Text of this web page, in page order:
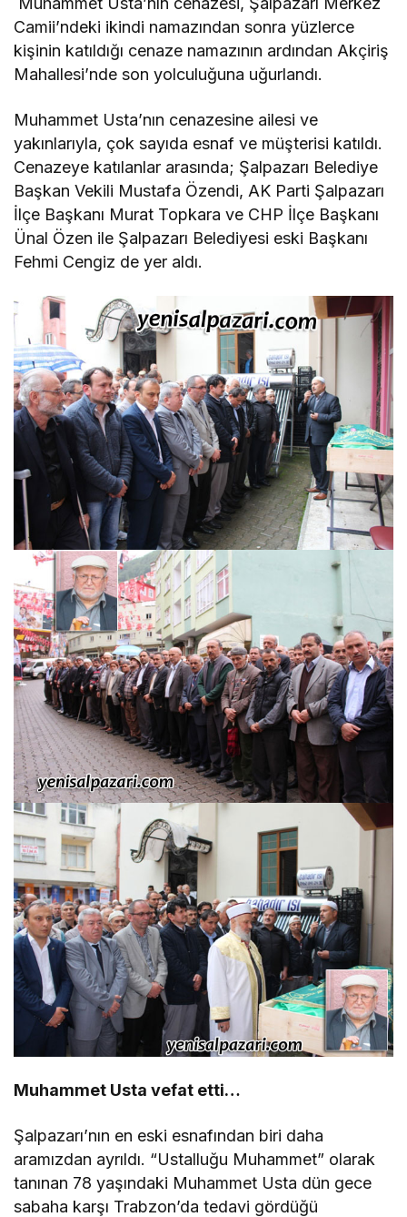
Camii’ndeki ikindi namazından sonra yüzlerce
kişinin katıldığı cenaze namazının ardından Akçiriş
Mahallesi’nde son yolculuğuna uğurlandı.
Muhammet Usta’nın cenazesine ailesi ve
yakınlarıyla, çok sayıda esnaf ve müşterisi katıldı.
Cenazeye katılanlar arasında; Şalpazarı Belediye
Başkan Vekili Mustafa Özendi, AK Parti Şalpazarı
İlçe Başkanı Murat Topkara ve CHP İlçe Başkanı
Ünal Özen ile Şalpazarı Belediyesi eski Başkanı
Fehmi Cengiz de yer aldı.
Muhammet Usta vefat etti…
Şalpazarı’nın en eski esnafından biri daha
aramızdan ayrıldı. “Ustalluğu Muhammet” olarak
tanınan 78 yaşındaki Muhammet Usta dün gece
sabaha karşı Trabzon’da tedavi gördüğü